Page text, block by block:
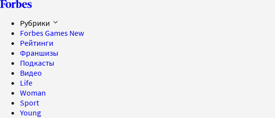
Рубрики
Forbes Games New
Рейтинги
Франшизы
Подкасты
Видео
Life
Woman
Sport
Young